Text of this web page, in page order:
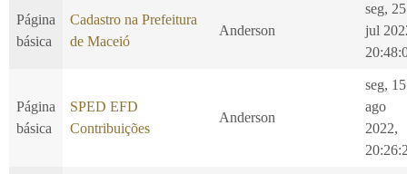
Página
básica
Cadastro na Prefeitura
de Maceió
Anderson
seg, 25
jul
Página
básica
SPED EFD
Contribuições
Anderson
seg, 15
ago
2022,